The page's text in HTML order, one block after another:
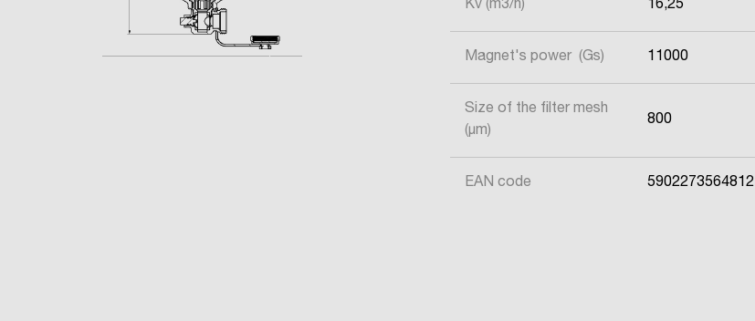
Kv (m3/h) 16,25
Magnet's power (Gs) 11000
Size of the filter mesh
(μm)
800
EAN code 5902273564812